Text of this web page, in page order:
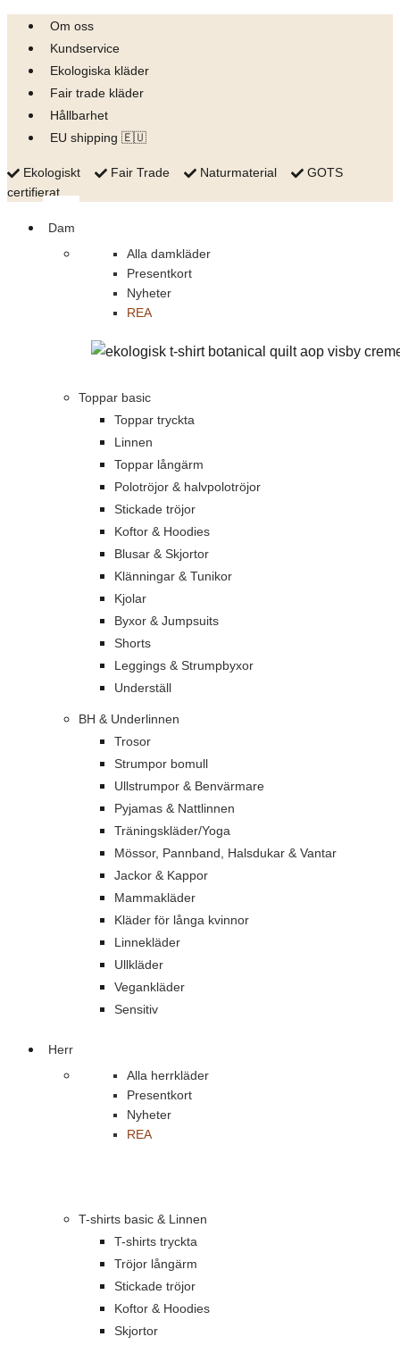
Skip
content
Om oss
Kundservice
Ekologiska kläder
Fair trade kläder
Hållbarhet
EU shipping 🇪🇺
Ekologiskt Fair Trade Naturmaterial
GOTS
certifierat
Dam
Alla damkläder
Presentkort
Nyheter
REA
Toppar basic
Toppar tryckta
Linnen
Toppar långärm
Polotröjor & halvpolotröjor
Stickade tröjor
Koftor & Hoodies
Blusar & Skjortor
Klänningar & Tunikor
Kjolar
Byxor & Jumpsuits
Shorts
Leggings & Strumpbyxor
Underställ
BH & Underlinnen
Trosor
Strumpor bomull
Ullstrumpor & Benvärmare
Pyjamas & Nattlinnen
Träningskläder/Yoga
Mössor, Pannband, Halsdukar & Vantar
Jackor & Kappor
Mammakläder
Kläder för långa kvinnor
Linnekläder
Ullkläder
Vegankläder
Sensitiv
Herr
Alla herrkläder
Presentkort
Nyheter
REA
T-shirts basic & Linnen
T-shirts tryckta
Tröjor långärm
Stickade tröjor
Koftor & Hoodies
Skjortor